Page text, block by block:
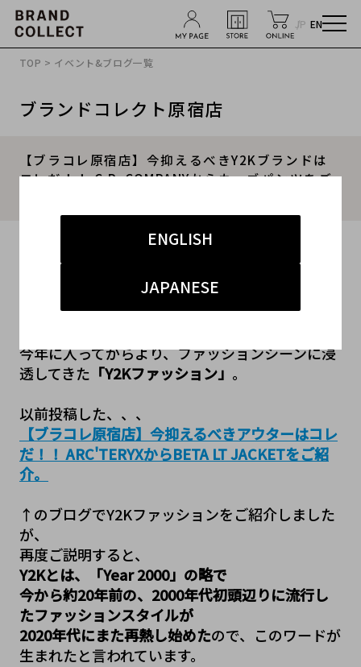
JP EN
ENGLISH
JAPANESE
TOP > イベント&ブログ一覧
ブランドコレクト原宿店
【ブラコレ原宿店】今抑えるべきY2Kブランドは
コレだ！！ C.P. COMPANYからカーゴパンツをご
今年に入ってからより、ファッションシーンに浸
透してきた 「Y2Kファッション」 。
【ブラコレ原宿店】今抑えるべきアウターはコレ
だ！！ ARC'TERYXからBETA LT JACKETをご紹
介。
↑のブログでY2Kファッションをご紹介しました
が、
再度ご説明すると、
Y2Kとは、「Year 2000」の略で
今から約20年前の、2000年代初頭辺りに流行し
たファッションスタイルが
2020年代にまた再熱し始めたので、このワードが
生まれたと言われています。